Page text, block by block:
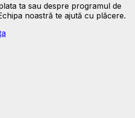
ta sau despre programul de
noastră te ajută cu plăcere.